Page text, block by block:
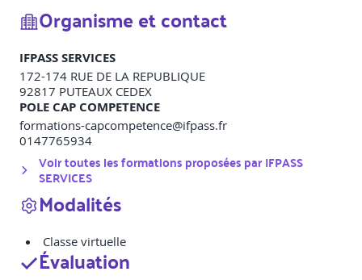
Organisme et contact
IFPASS SERVICES
172-174 RUE DE LA REPUBLIQUE
92817 PUTEAUX CEDEX
POLE CAP COMPETENCE
formations-capcompetence@ifpass.fr
0147765934
Voir toutes les formations proposées parIFPASS
SERVICES
Modalités
Classe virtuelle
Évaluation